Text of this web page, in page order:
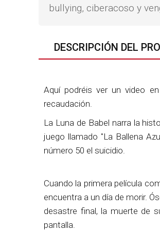
bullying, ciberacoso y
DESCRIPCIÓN DEL
Aquí podréis ver un video
recaudación.
La Luna de Babel narra la
juego llamado "La Ballena
número 50 el suicidio.
Cuando la primera película
encuentra a un día de morir.
desastre final, la muerte de
pantalla.